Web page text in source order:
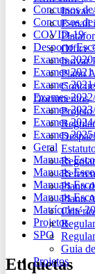
Inovar
E-mail
Office
Inovar
Plano
Documentos
Plano
Plano
Guia
Projetos
Concursos
Concursos
COVID-19
Desporto
Exames 2020
Exames 2021
Exames
Exames
Exames
Exames
Exames
Geral
Manuais
Manuais
Manuais
Manuais
Projetos
SPO
Etiquetas